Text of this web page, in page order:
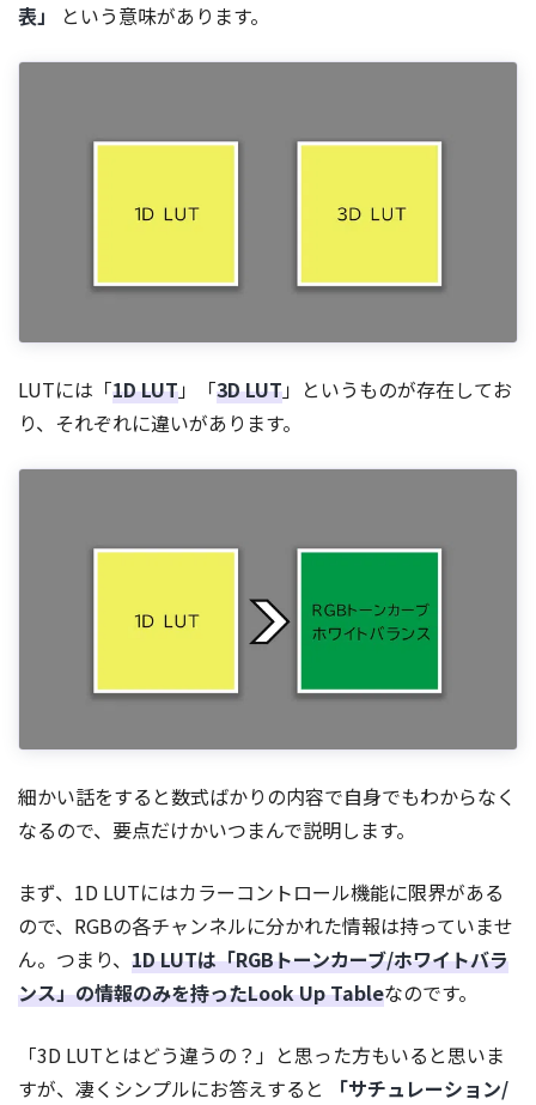
表」 という意味があります。
LUTには「1D LUT」「3D LUT」というものが存在してお
り、それぞれに違いがあります。
細かい話をすると数式ばかりの内容で自身でもわからなく
なるので、要点だけかいつまんで説明します。
まず、1D LUTにはカラーコントロール機能に限界がある
ので、RGBの各チャンネルに分かれた情報は持っていませ
ん。つまり、 1D LUTは「RGBトーンカーブ/ホワイトバラ
ンス」の情報のみを持ったLook Up Tableなのです。
「3D LUTとはどう違うの？」と思った方もいると思いま
すが、凄くシンプルにお答えすると
「サチュレーション/